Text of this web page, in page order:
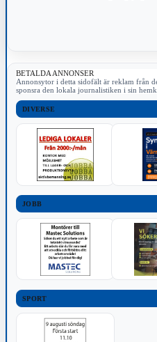
BETALDA ANNONSER
Annonsytor i detta sidofält är reklam från
sponsra den lokala journalistiken i sin
DIVERSE
JOBB
SPORT